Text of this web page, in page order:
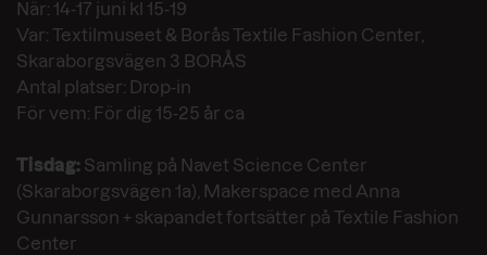
När: 14-17 juni kl 15-19
Var: Textilmuseet & Borås Textile Fashion Center,
Skaraborgsvägen 3 BORÅS
Antal platser: Drop-in
För vem: För dig 15-25 år ca
Tisdag: Samling på Navet Science Center
(Skaraborgsvägen 1a), Makerspace med Anna
Gunnarsson + skapandet fortsätter på Textile Fashion
Center